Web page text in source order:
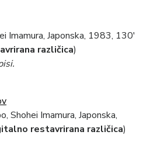
Imamura, Japonska, 1983, 130′
različica)
Shohei Imamura, Japonska,
restavrirana različica)